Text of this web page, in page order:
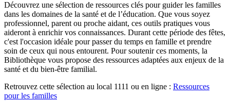
Découvrez une sélection de ressources clés pour guider les familles
dans les domaines de la santé et de l’éducation. Que vous soyez
professionnel, parent ou proche aidant, ces outils pratiques vous
aideront à enrichir vos connaissances. Durant cette période des fêtes,
c'est l'occasion idéale pour passer du temps en famille et prendre
soin de ceux qui nous entourent. Pour soutenir ces moments, la
Bibliothèque vous propose des ressources adaptées aux enjeux de la
santé et du bien-être familial.
Retrouvez cette sélection au local 1111 ou en ligne : Ressources
pour les familles